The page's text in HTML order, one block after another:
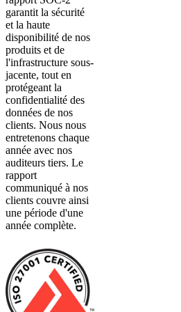
garantit la sécurité
et la haute
disponibilité de nos
produits et de
l'infrastructure sous-
jacente, tout en
protégeant la
confidentialité des
données de nos
clients. Nous nous
entretenons chaque
année avec nos
auditeurs tiers. Le
rapport
communiqué à nos
clients couvre ainsi
une période d'une
année complète.